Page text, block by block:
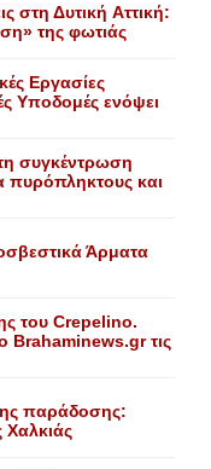
στη Δυτική Aττική:
της φωτιάς
Eργασίες
Yποδομές ενόψει
συγκέντρωση
πυρόπληκτους και
Άρματα
του Crepelino.
Brahaminews.gr τις
παράδοσης: